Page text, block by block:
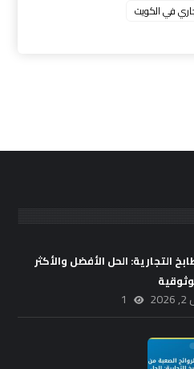
في الكويت
التجارية: الحل الأفضل والأكثر
1